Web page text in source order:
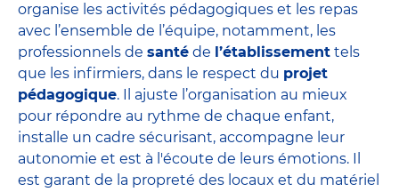
organise les activités pédagogiques et les repas
avec l’ensemble de l’équipe, notamment, les
professionnels de santé de l’établissement tels
que les infirmiers, dans le respect du projet
pédagogique. Il ajuste l’organisation au mieux
pour répondre au rythme de chaque enfant,
installe un cadre sécurisant, accompagne leur
autonomie et est à l'écoute de leurs émotions. Il
est garant de la propreté des locaux et du matériel